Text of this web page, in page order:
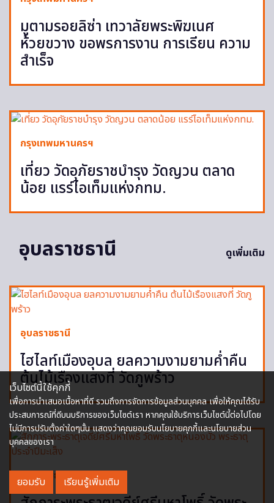
มูตามรอยลิซ่า เทวาลัยพระพิฆเนศ
ห้วยขวาง ขอพรการงาน การเรียน ความ
สำเร็จ
กรุงเทพมหานครฯ
เที่ยว วัดอุภัยราชบำรุง วัดญวน ตลาด
น้อย แรร์ไอเท็มแห่งกทม.
อุบลราชธานี ดูเพิ่มเติม
อุบลราชธานี
ไฮไลท์เมืองอุบล ยลความงามยามค่ำคืน
ต้นไม้เรืองแสงที่ วัดภูพร้าว
อุบลราชธานี
เว็บไซต์นี้ใช้คุกกี้
เพื่อการนำเสนอเนื้อหาที่ดี รวมถึงการจัดการข้อมูลส่วนบุคคล เพื่อให้คุณได้รับ
ประสบการณ์ที่ดีบนบริการของเว็บไซต์เรา หากคุณใช้บริการเว็บไซต์นี้ต่อไปโดย
ไม่มีการปรับตั้งค่าใดๆนั้น แสดงว่าคุณยอมรับนโยบายคุกกี้และนโยบายส่วน
บุคคลของเรา
ยอมรับ เรียนรู้เพิ่มเติม